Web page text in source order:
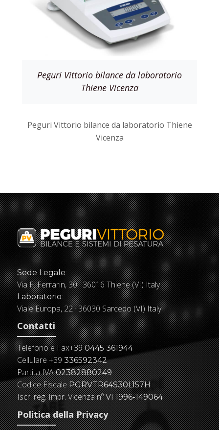
Peguri Vittorio bilance da laboratorio
Thiene Vicenza
Peguri Vittorio bilance da laboratorio Thiene
Vicenza
Sede Legale:
Via F. Ferrarin, 30 · 36016 Thiene (VI) Italy
Laboratorio:
Viale Europa, 22 · 36030 Sarcedo (VI) Italy
Contatti
Telefono e Fax+390445 361944
Cellulare +39 336592342
Partita IVA02382880249
Codice FiscalePGRVTR64S30L157H
Iscr. reg. Impr. Vicenza nºVI 1996-149064
Politica della Privacy